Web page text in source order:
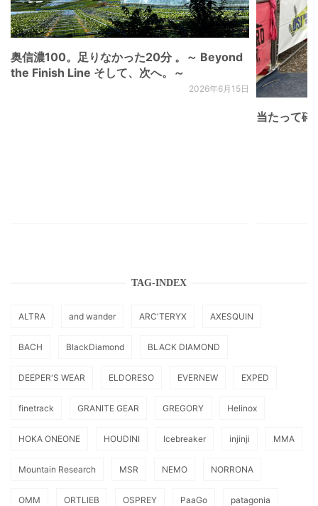
奥信濃100。足りなかった20分 。～ Beyond
the Finish Line そして、次へ。～
2026年6月15日
当たって砕
TAG-INDEX
ALTRA and wander ARC'TERYX AXESQUIN
BACH BlackDiamond BLACK DIAMOND
DEEPER'S WEAR ELDORESO EVERNEW EXPED
finetrack GRANITE GEAR GREGORY Helinox
HOKA ONEONE HOUDINI Icebreaker injinji MMA
Mountain Research MSR NEMO NORRONA
OMM ORTLIEB OSPREY PaaGo patagonia